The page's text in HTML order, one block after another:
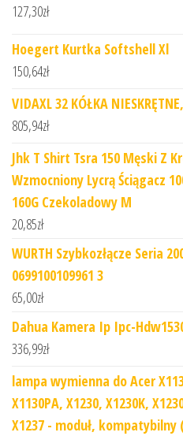
127,30zł
Hoegert Kurtka Softshell Xl
150,64zł
VIDAXL 32 KÓŁKA
805,94zł
Jhk T Shirt Tsra 150 Męski Z
Wzmocniony Lycrą Ściągacz
160G Czekoladowy M
20,85zł
WURTH Szybkozłącze Seria
0699100109961 3
65,00zł
Dahua Kamera Ip Ipc-
336,99zł
lampa wymienna do Acer
X1130PA, X1230, X1230K,
X1237 - moduł,